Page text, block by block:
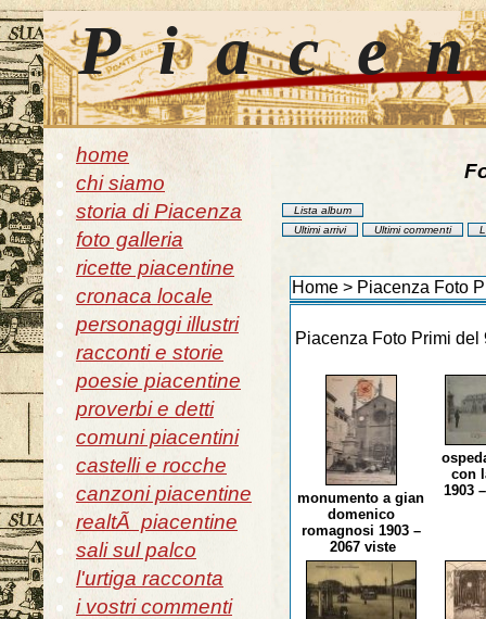
home
chi siamo
storia di Piacenza
foto galleria
ricette piacentine
cronaca locale
personaggi illustri
racconti e storie
poesie piacentine
proverbi e detti
comuni piacentini
castelli e rocche
canzoni piacentine
realtÃ piacentine
sali sul palco
l'urtiga racconta
i vostri commenti
Lista album
Ultimi arrivi
Ultimi commenti
Home > Piacenza Foto
Piacenza Foto Primi del
monumento a gian
domenico
romagnosi 1903 –
2067 viste
con
1903